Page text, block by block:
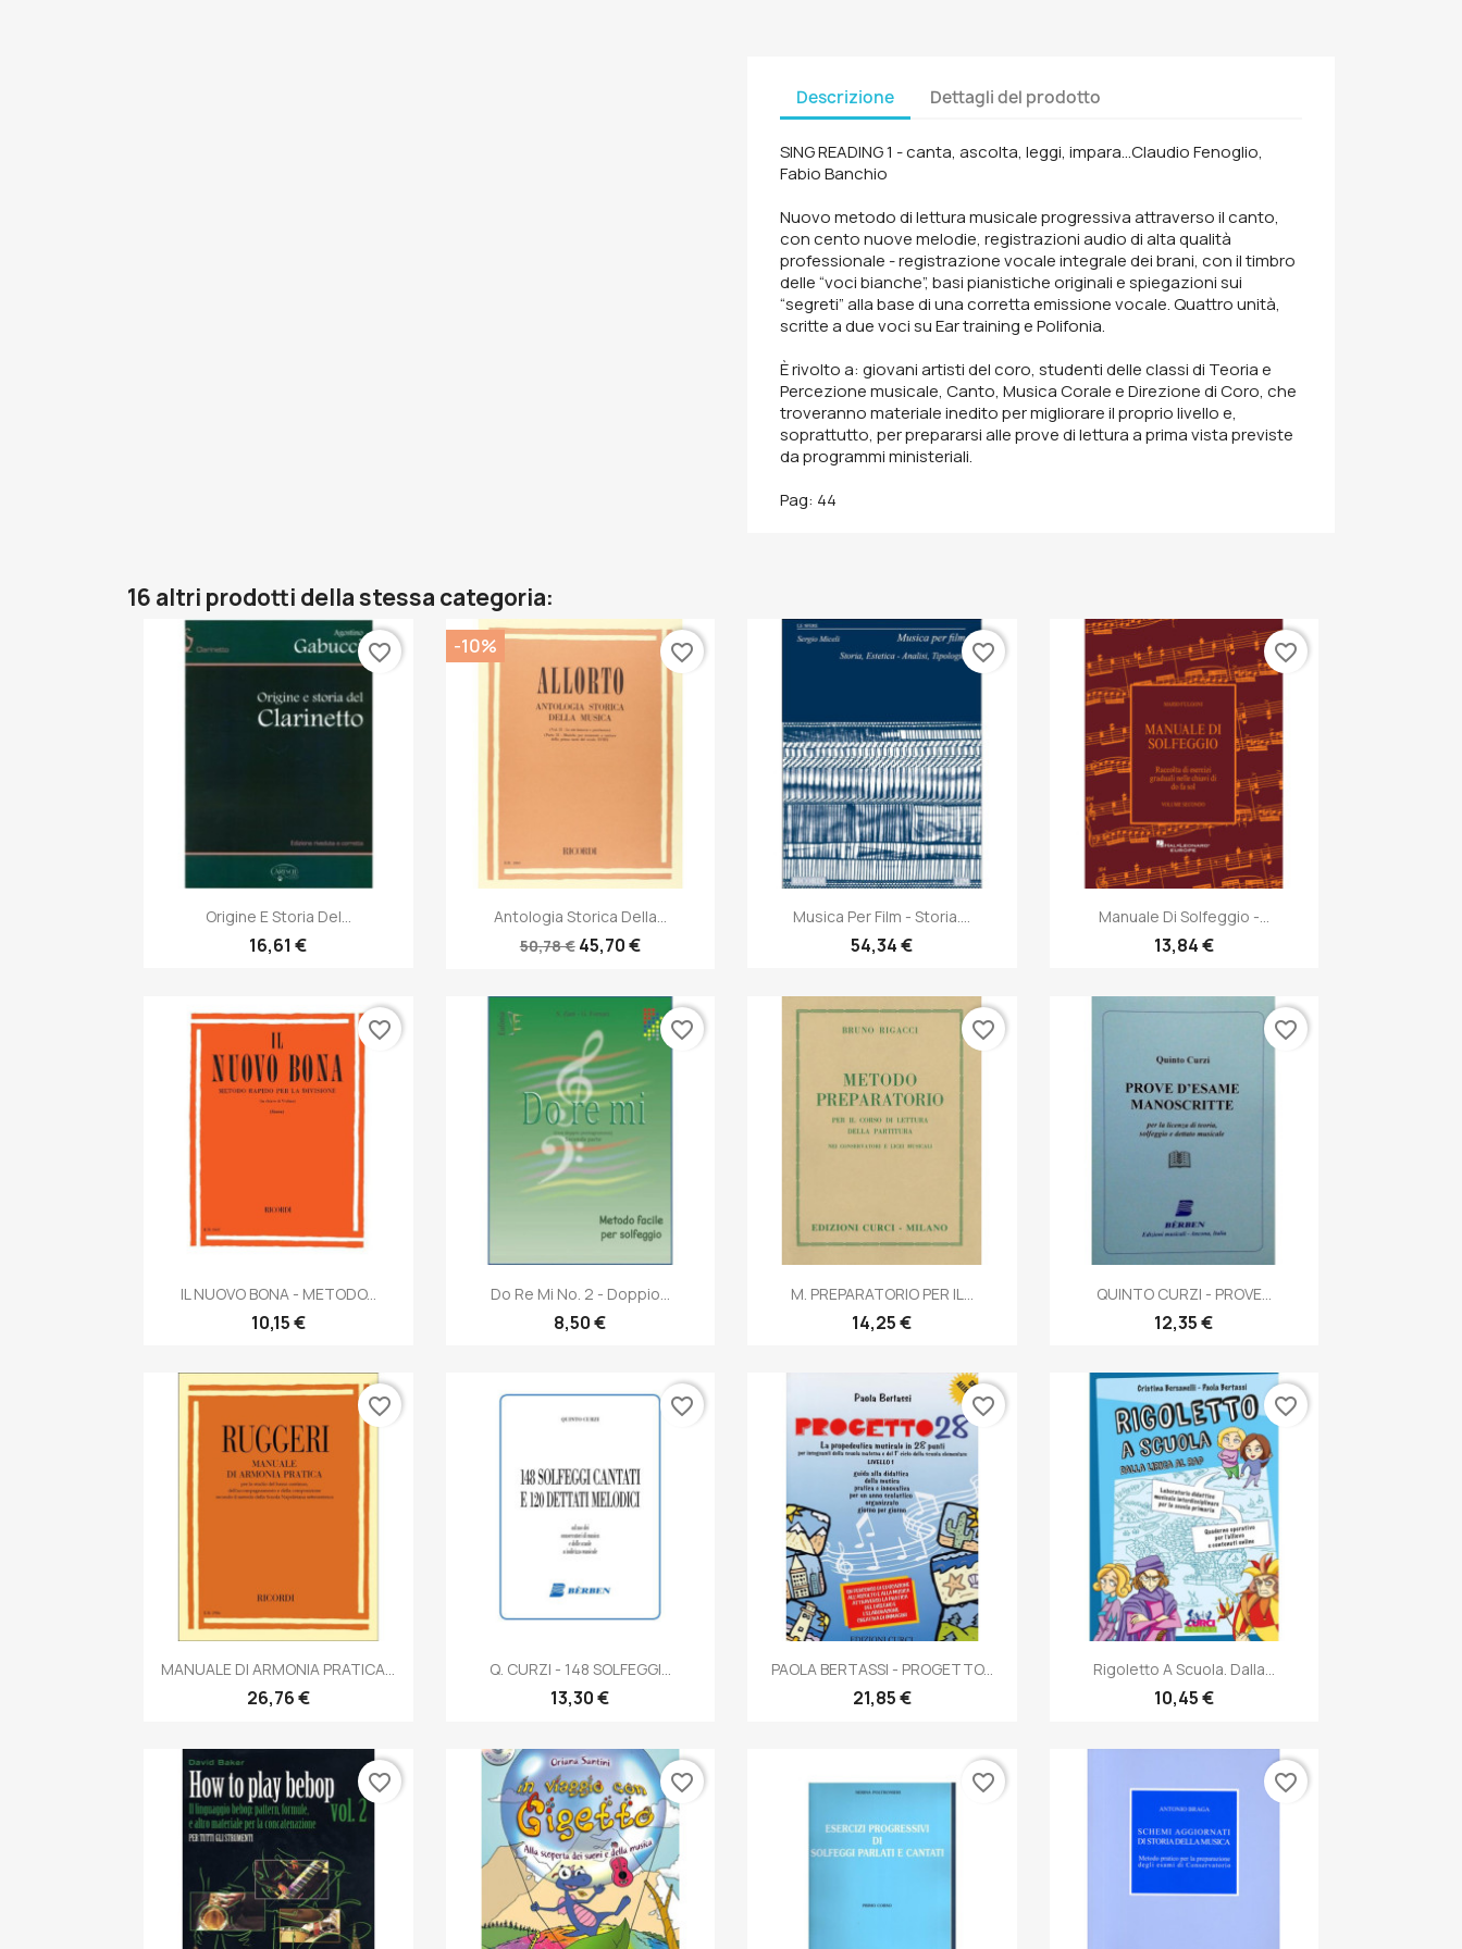
Descrizione Dettagli del prodotto
SING READING 1 - canta, ascolta, leggi, impara...Claudio Fenoglio,
Fabio Banchio
Nuovo metodo di lettura musicale progressiva attraverso il canto,
con cento nuove melodie, registrazioni audio di alta qualità
professionale - registrazione vocale integrale dei brani, con il timbro
delle “voci bianche”, basi pianistiche originali e spiegazioni sui
“segreti” alla base di una corretta emissione vocale. Quattro unità,
scritte a due voci su Ear training e Polifonia.
È rivolto a: giovani artisti del coro, studenti delle classi di Teoria e
Percezione musicale, Canto, Musica Corale e Direzione di Coro, che
troveranno materiale inedito per migliorare il proprio livello e,
soprattutto, per prepararsi alle prove di lettura a prima vista previste
da programmi ministeriali.
Pag: 44
16 altri prodotti della stessa categoria:
Anteprima
Origine E Storia Del...
16,61 €
favorite_border
Anteprima
Antologia Storica Della...
50,78 € 45,70 €
-10% favorite_border
Anteprima
Musica Per Film - Storia....
54,34 €
favorite_border
Anteprima
Manuale Di Solfeggio -...
13,84 €
favorite_border
Anteprima
IL NUOVO BONA - METODO...
10,15 €
favorite_border
Anteprima
Do Re Mi No. 2 - Doppio...
8,50 €
favorite_border
Anteprima
M. PREPARATORIO PER IL...
14,25 €
favorite_border
Anteprima
QUINTO CURZI - PROVE...
12,35 €
favorite_border
 Anteprima
MANUALE DI ARMONIA PRATICA...
26,76 €
favorite_border
Anteprima
Q. CURZI - 148 SOLFEGGI...
13,30 €
favorite_border
Anteprima
PAOLA BERTASSI - PROGETTO...
21,85 €
favorite_border
Anteprima
Rigoletto A Scuola. Dalla...
10,45 €
favorite_border
favorite_border favorite_border favorite_border favorite_border